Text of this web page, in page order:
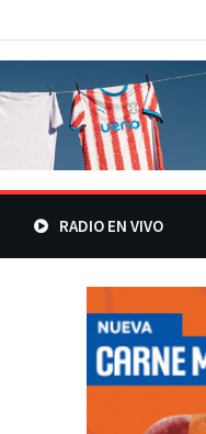
RADIO EN VIVO